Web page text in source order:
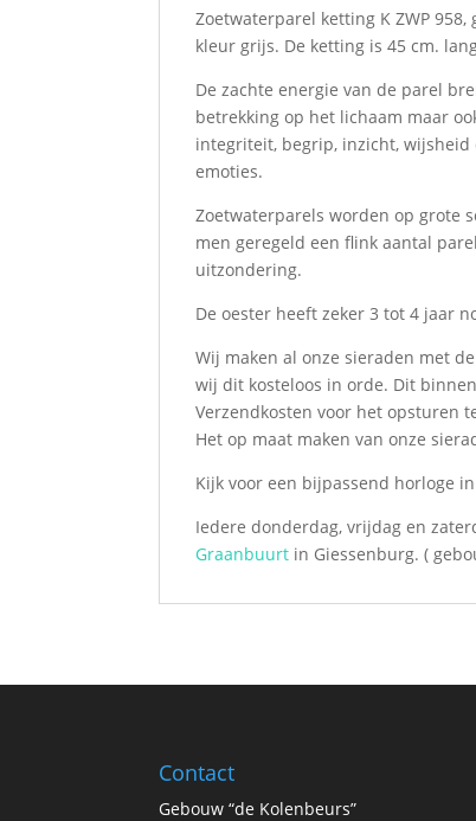
Zoetwaterparel ketting K ZWP
kleur grijs. De ketting is 45 cm.
De zachte energie van de parel
betrekking op het lichaam maar
integriteit, begrip, inzicht, wijsheid
emoties.
Zoetwaterparels worden op grote
men geregeld een flink aantal
uitzondering.
De oester heeft zeker 3 tot 4 jaar
Wij maken al onze sieraden met
wij dit kosteloos in orde. Dit
Verzendkosten voor het opsturen
Het op maat maken van onze
Kijk voor een bijpassend horloge
Iedere donderdag, vrijdag en
Graanbuurt in Giessenburg. (
Contact
Gebouw “de Kolenbeurs”